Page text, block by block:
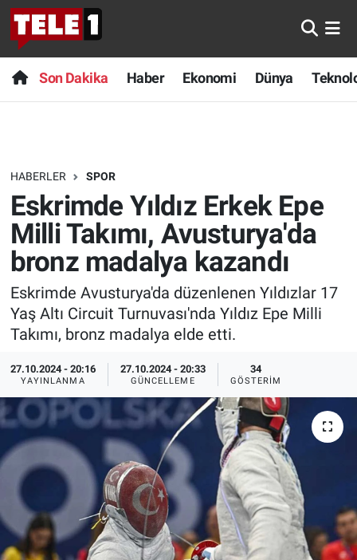
Son Dakika Haber Ekonomi Dünya
HABERLER SPOR
Eskrimde Yıldız Erkek Epe
Milli Takımı, Avusturya'da
bronz madalya kazandı
Eskrimde Avusturya'da düzenlenen Yıldızlar 17
Yaş Altı Circuit Turnuvası'nda Yıldız Epe Milli
Takımı, bronz madalya elde etti.
27.10.2024 - 20:16
YAYINLANMA
27.10.2024 - 20:33
GÜNCELLEME
34
GÖSTERIM
Anında Manşet
Başka Sohbetler
Bilim turu
Bilim ve Teknoloji Evreni
Doğa Konuşuyor
Dünya
Ege Saati
Ege'den Esintiler
Eğitim
Eğlence
Ekonomi
Forum
Son Dakika
Haber
Dünya
Teknoloji
Sağlık
Spor
Yayın Akışı
İletişim
Nöbetçi Eczaneler
Hava Durumu
Trafik Durumu
Süper Lig Puan Durumu ve Fikstür
Tüm Manşetler
Son Dakika Haberleri
Haber Arşivi